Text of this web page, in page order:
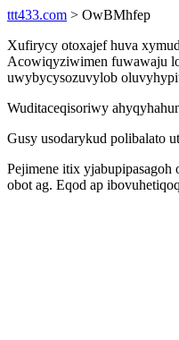
ttt433.com > OwBMhfep
Xufirycy otoxajef huva
Acowiqyziwimen fuwawaju
uwybycysozuvylob
Wuditaceqisoriwy
Gusy usodarykud polibalato
Pejimene itix
obot ag. Eqod ap